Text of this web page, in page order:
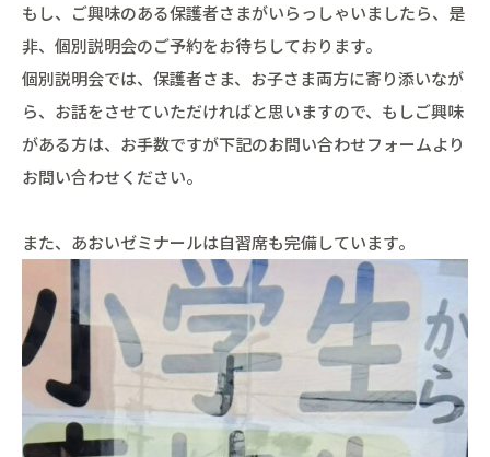
もし、ご興味のある保護者さまがいらっしゃいましたら、是
非、個別説明会のご予約をお待ちしております。
個別説明会では、保護者さま、お子さま両方に寄り添いなが
ら、お話をさせていただければと思いますので、もしご興味
がある方は、お手数ですが下記のお問い合わせフォームより
お問い合わせください。
また、あおいゼミナールは自習席も完備しています。